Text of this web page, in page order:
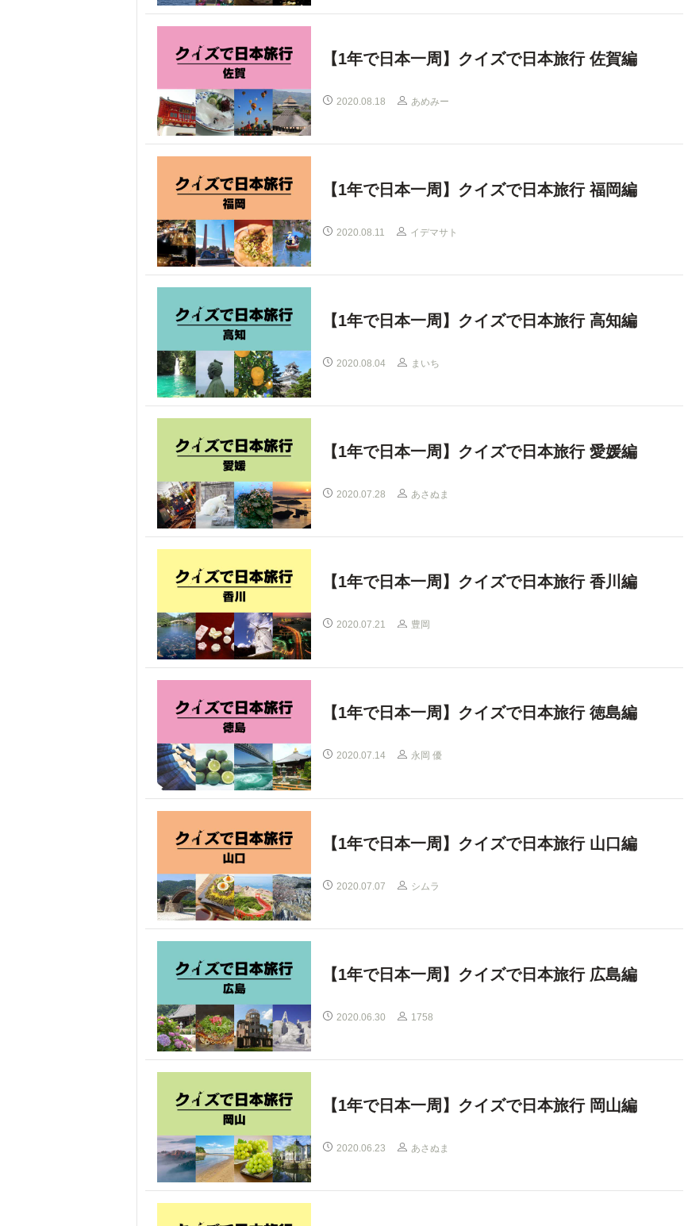
【1年で日本一周】クイズで日本旅行 佐賀編
2020.08.18 あめみー
【1年で日本一周】クイズで日本旅行 福岡編
2020.08.11 イデマサト
【1年で日本一周】クイズで日本旅行 高知編
2020.08.04 まいち
【1年で日本一周】クイズで日本旅行 愛媛編
2020.07.28 あさぬま
【1年で日本一周】クイズで日本旅行 香川編
2020.07.21 豊岡
【1年で日本一周】クイズで日本旅行 徳島編
2020.07.14 永岡 優
【1年で日本一周】クイズで日本旅行 山口編
2020.07.07 シムラ
【1年で日本一周】クイズで日本旅行 広島編
2020.06.30 1758
【1年で日本一周】クイズで日本旅行 岡山編
2020.06.23 あさぬま